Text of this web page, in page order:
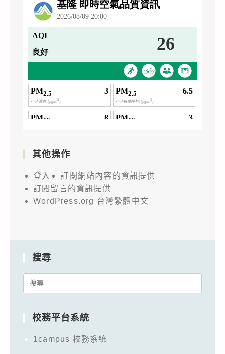
其他操作
登入
訂閱網站內容的資訊提供
訂閱留言的資訊提供
WordPress.org 台灣繁體中文
搜尋
Search
校務平台系統
1campus 校務系統